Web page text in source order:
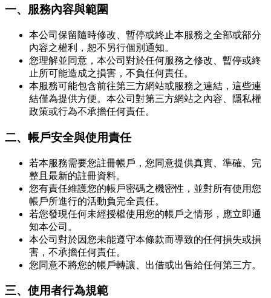
一、服務內容與範圍
本公司保留隨時修改、暫停或終止本服務之全部或部分
內容之權利，恕不另行個別通知。
您理解並同意，本公司對於任何服務之修改、暫停或終
止所可能造成之損害，不負任何責任。
本服務可能包含前往第三方網站或服務之連結，這些連
結僅為提供方便。本公司對第三方網站之內容、隱私權
政策或行為不承擔任何責任。
二、帳戶安全與使用責任
若本服務需要您註冊帳戶，您同意提供真實、準確、完
整且最新的註冊資料。
您有責任維護您的帳戶密碼之機密性，並對所有使用您
帳戶所進行的活動負完全責任。
若您發現任何未經授權使用您的帳戶之情形，應立即通
知本公司。
本公司對於因您未能遵守本條款而導致的任何損失或損
害，不承擔任何責任。
您同意不將您的帳戶轉讓、出借或出售給任何第三方。
三、使用者行為規範